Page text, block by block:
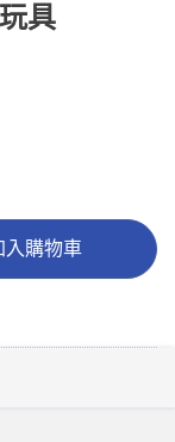
具
入購物車